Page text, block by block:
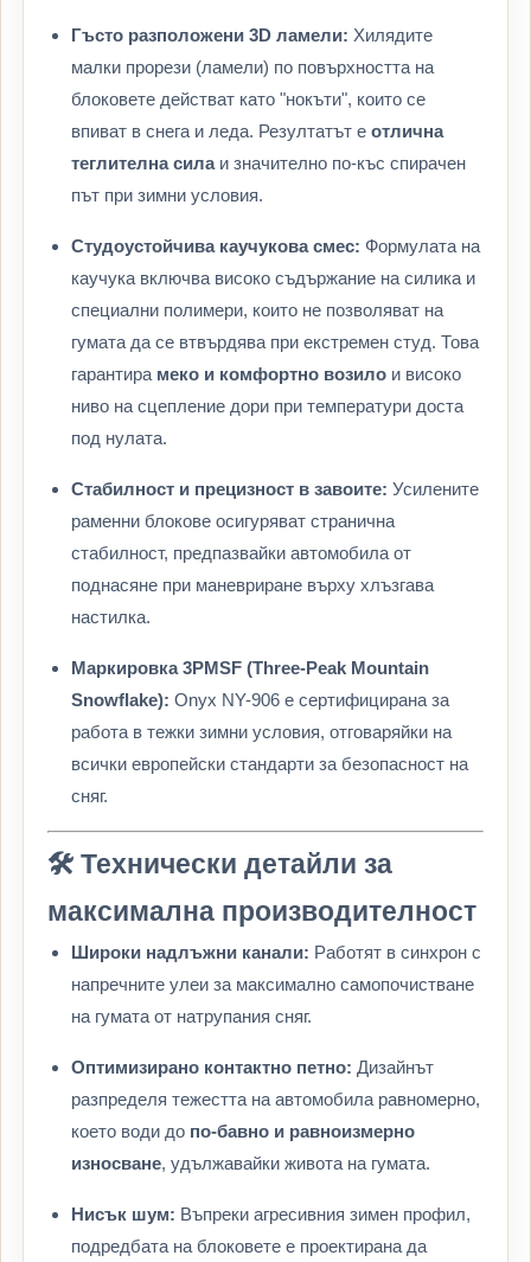
Гъсто разположени 3D ламели: Хилядите
малки прорези (ламели) по повърхността на
блоковете действат като "нокъти", които се
впиват в снега и леда. Резултатът е отлична
теглителна силаи значително по-къс спирачен
път при зимни условия.
Студоустойчива каучукова смес: Формулата на
каучука включва високо съдържание на силика и
специални полимери, които не позволяват на
гумата да се втвърдява при екстремен студ. Това
гарантира меко и комфортно возило и високо
ниво на сцепление дори при температури доста
под нулата.
Стабилност и прецизност в завоите: Усилените
раменни блокове осигуряват странична
стабилност, предпазвайки автомобила от
поднасяне при маневриране върху хлъзгава
настилка.
Маркировка 3PMSF (Three-Peak Mountain
Snowflake): Onyx NY-906 е сертифицирана за
работа в тежки зимни условия, отговаряйки на
всички европейски стандарти за безопасност на
сняг.
🛠️ Технически детайли за
максимална производителност
Широки надлъжни канали: Работят в синхрон с
напречните улеи за максимално самопочистване
на гумата от натрупания сняг.
Оптимизирано контактно петно: Дизайнът
разпределя тежестта на автомобила равномерно,
което води до по-бавно и равноизмерно
износване, удължавайки живота на гумата.
Нисък шум: Въпреки агресивния зимен профил,
подредбата на блоковете е проектирана да